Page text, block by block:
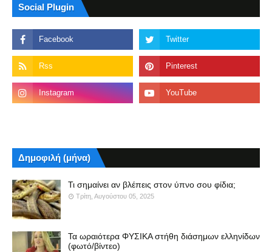
Social Plugin
Δημοφιλή (μήνα)
Τι σημαίνει αν βλέπεις στον ύπνο σου φίδια;
Τρίτη, Αυγούστου 05, 2025
Τα ωραιότερα ΦΥΣΙΚΑ στήθη διάσημων ελληνίδων
(φωτό/βίντεο)